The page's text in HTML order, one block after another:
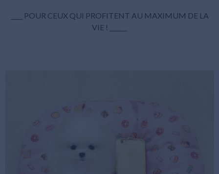
____ POUR CEUX QUI PROFITENT AU MAXIMUM DE LA
VIE ! ______